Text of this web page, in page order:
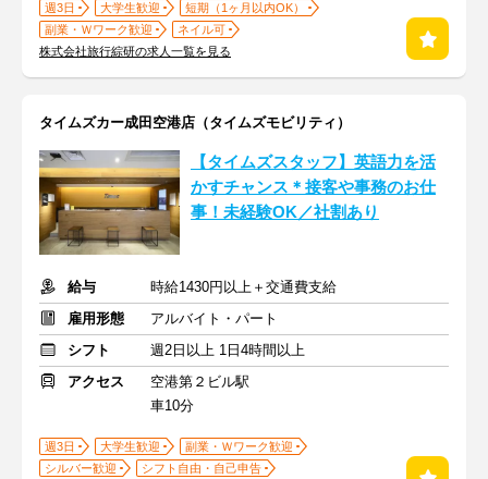
週3日 大学生歓迎
短期（1ヶ月以内OK）
副業・Ｗワーク歓迎
ネイル可
株式会社旅行綜研の求人一覧を見る
タイムズカー成田空港店（タイムズモビリティ）
【タイムズスタッフ】英語力を活
かすチャンス＊接客や事務のお仕
事！未経験OK／社割あり
給与
時給1430円以上＋交通費支給
雇用形態
アルバイト・パート
シフト
週2日以上 1日4時間以上
アクセス
空港第２ビル駅
車10分
週3日 大学生歓迎
副業・Ｗワーク歓迎
シルバー歓迎
シフト自由・自己申告